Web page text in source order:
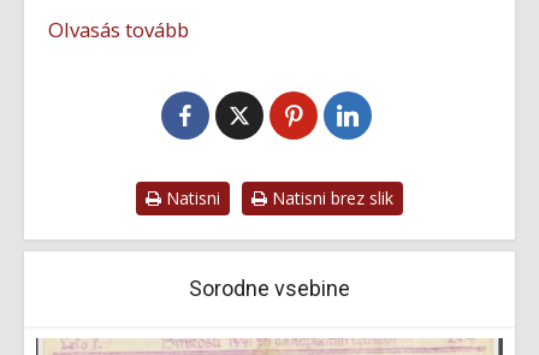
Olvasás tovább
Natisni Natisni brez slik
Sorodne vsebine